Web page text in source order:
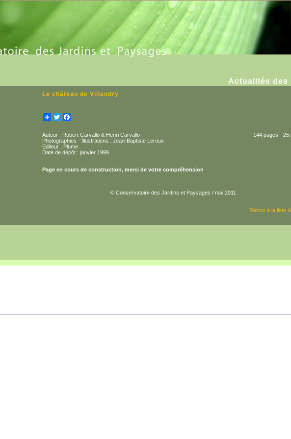
Actualités des
Le château de Villandry
Partager
Twitter
Auteur : Robert Carvallo & Henri Carvallo
Photographies - Illustrations : Jean-Baptiste Leroux
Editeur : Plume
Date de dépôt : janvier 1999
Page en cours de construction, merci de votre compréhension
© Conservatoire des Jardins et Paysages / mai 2011
144 pages -
Retour à la liste